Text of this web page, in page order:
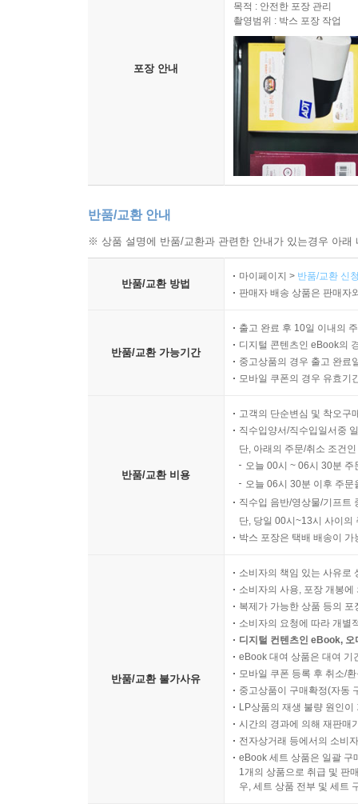
포장 안내
목적 : 안전한 포장 관리
촬영범위 : 박스 포장 작업
반품/교환 안내
※ 상품 설명에 반품/교환과 관련한 안내가 있는경우 아
반품/교환 방법
마이페이지 > 반품/교환 신
판매자 배송 상품은 판매자
반품/교환 가능기간
출고 완료 후 10일 이내의
디지털 콘텐츠인 eBook의
중고상품의 경우 출고 완료
모바일 쿠폰의 경우 유효기
반품/교환 비용
고객의 단순변심 및 착오구
직수입양서/직수입일서중
단, 아래의 주문/취소 조건
오늘 00시 ~ 06시 30분
오늘 06시 30분 이후 주
직수입 음반/영상물/기프트
단, 당일 00시~13시 사이의
박스 포장은 택배 배송이
반품/교환 불가사유
소비자의 책임 있는 사유로
소비자의 사용, 포장 개봉
복제가 가능한 상품 등의
소비자의 요청에 따라 개별
디지털 컨텐츠인 eBook,
eBook 대여 상품은 대여 기
모바일 쿠폰 등록 후 취소/
중고상품이 구매확정(자동
LP상품의 재생 불량 원인
시간의 경과에 의해 재판매
전자상거래 등에서의 소비
eBook 세트 상품은 일괄 구
1개의 상품으로 취급 및 판
우, 세트 상품 전부 및 세트